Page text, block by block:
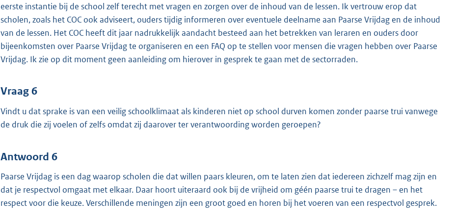
eerste instantie bij de school zelf terecht met vragen en zorgen over de inhoud van de lessen. Ik vertrouw erop dat
scholen, zoals het COC ook adviseert, ouders tijdig informeren over eventuele deelname aan Paarse Vrijdag en de inhoud
van de lessen. Het COC heeft dit jaar nadrukkelijk aandacht besteed aan het betrekken van leraren en ouders door
bijeenkomsten over Paarse Vrijdag te organiseren en een FAQ op te stellen voor mensen die vragen hebben over Paarse
Vrijdag. Ik zie op dit moment geen aanleiding om hierover in gesprek te gaan met de sectorraden.
Vraag 6
Vindt u dat sprake is van een veilig schoolklimaat als kinderen niet op school durven komen zonder paarse trui vanwege
de druk die zij voelen of zelfs omdat zij daarover ter verantwoording worden geroepen?
Antwoord 6
Paarse Vrijdag is een dag waarop scholen die dat willen paars kleuren, om te laten zien dat iedereen zichzelf mag zijn en
dat je respectvol omgaat met elkaar. Daar hoort uiteraard ook bij de vrijheid om géén paarse trui te dragen – en het
respect voor die keuze. Verschillende meningen zijn een groot goed en horen bij het voeren van een respectvol gesprek.